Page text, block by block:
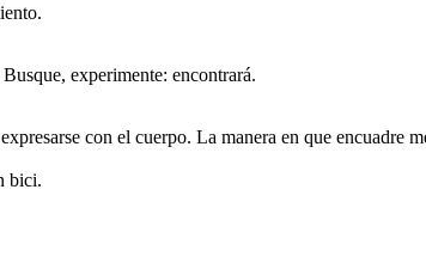
experimente: encontrará.
con el cuerpo. La manera en que encuadre
bici.